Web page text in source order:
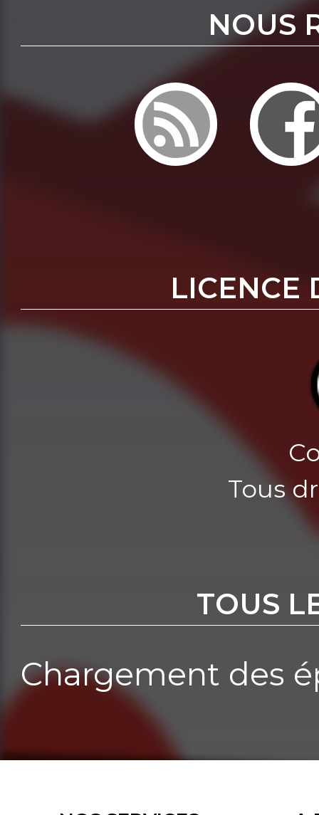
NOUS
LICENCE
Tous
TOUS
Chargement des